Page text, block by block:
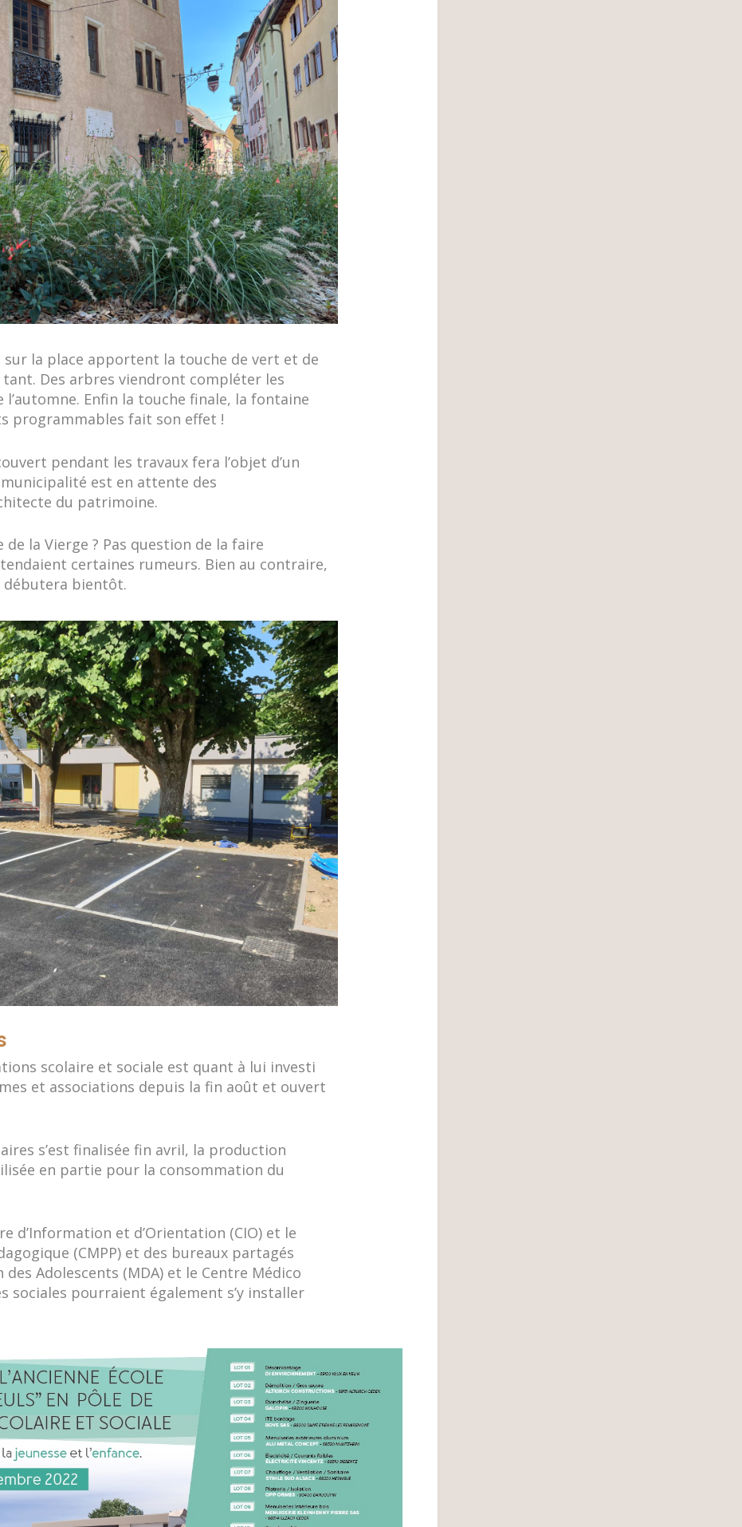
sur la place apportent la touche de vert et de
Des arbres viendront compléter les
Enfin la touche finale, la fontaine
programmables fait son effet !
pendant les travaux fera l’objet d’un
est en attente des
du patrimoine.
la Vierge ? Pas question de la faire
certaines rumeurs. Bien au contraire,
bientôt.
scolaire et sociale est quant à lui investi
et associations depuis la fin août et ouvert
s’est finalisée fin avril, la production
en partie pour la consommation du
d’Information et d’Orientation (CIO) et le
(CMPP) et des bureaux partagés
Adolescents (MDA) et le Centre Médico
sociales pourraient également s’y installer